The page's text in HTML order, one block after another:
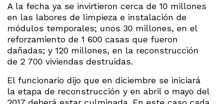
A la fecha ya se invirtieron cerca de 10 millones
en las labores de limpieza e instalación de
módulos temporales; unos 30 millones, en el
reforzamiento de 1 600 casas que fueron
dañadas; y 120 millones, en la reconstrucción
de 2 700 viviendas destruidas.
El funcionario dijo que en diciembre se iniciará
la etapa de reconstrucción y en abril o mayo del